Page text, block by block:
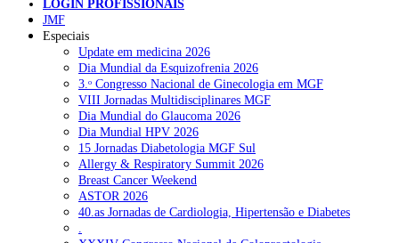
NOTÍCIAS RECENTES
Quase 11.900 jovens recorreram aos cheques psicólogo e
nutricionista no primeiro mês 7 de Agosto, 2026
ULS de Coimbra estreia cirurgia endoscópica do ouvido com
apoio robótico em Portugal 7 de Agosto, 2026
Enfermeiros exigem esclarecimentos sobre eventual gestão
privada da ULS do Algarve 7 de Agosto, 2026
LOGIN PROFISSIONAIS
JMF
Especiais
Update em medicina 2026
Dia Mundial da Esquizofrenia 2026
3.ᵒ Congresso Nacional de Ginecologia em MGF
VIII Jornadas Multidisciplinares MGF
Dia Mundial do Glaucoma 2026
Dia Mundial HPV 2026
15 Jornadas Diabetologia MGF Sul
Allergy & Respiratory Summit 2026
Breast Cancer Weekend
ASTOR 2026
40.as Jornadas de Cardiologia, Hipertensão e Diabetes
.